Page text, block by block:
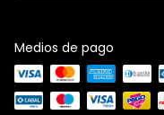
Medios de pago